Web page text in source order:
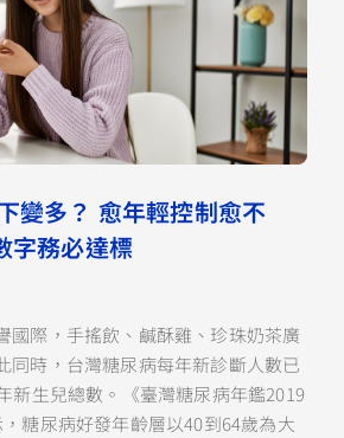
變多？ 愈年輕控制愈不
字務必達標
國際，手搖飲、鹹酥雞、珍珠奶茶廣
同時，台灣糖尿病每年新診斷人數已
新生兒總數。《臺灣糖尿病年鑑2019
糖尿病好發年齡層以40到64歲為大